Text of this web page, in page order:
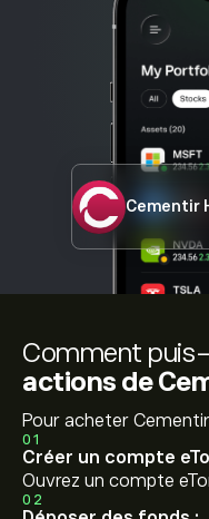
Cementir
Comment
actions de
Pour acheter
01
Créer un compte
Ouvrez un compte
02